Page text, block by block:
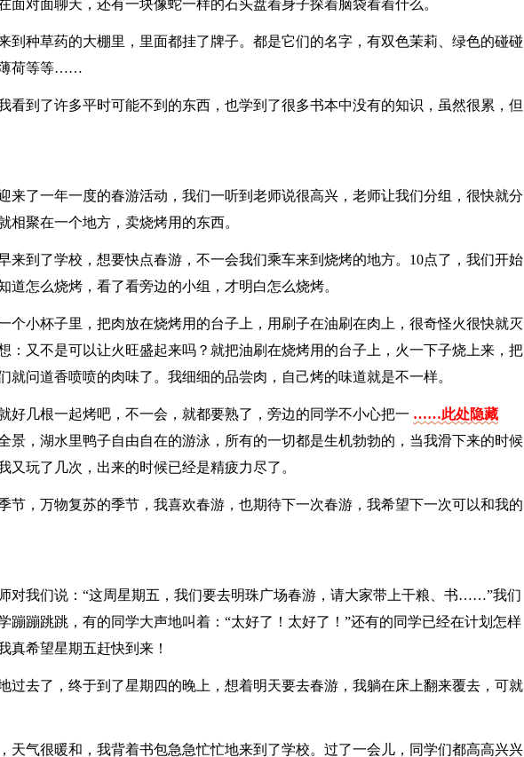
面对面聊天，还有一块像蛇一样的石头盘着身子探着脑袋看着什么。
到种草药的大棚里，里面都挂了牌子。都是它们的名字，有双色茉莉、绿色的碰碰
薄荷等等……
看到了许多平时可能不到的东西，也学到了很多书本中没有的知识，虽然很累，但
来了一年一度的春游活动，我们一听到老师说很高兴，老师让我们分组，很快就分
相聚在一个地方，卖烧烤用的东西。
来到了学校，想要快点春游，不一会我们乘车来到烧烤的地方。10点了，我们开始
道怎么烧烤，看了看旁边的小组，才明白怎么烧烤。
个小杯子里，把肉放在烧烤用的台子上，用刷子在油刷在肉上，很奇怪火很快就灭
：又不是可以让火旺盛起来吗？就把油刷在烧烤用的台子上，火一下子烧上来，把
就问道香喷喷的肉味了。我细细的品尝肉，自己烤的味道就是不一样。
好几根一起烤吧，不一会，就都要熟了，旁边的同学不小心把一 ……此处隐藏
景，湖水里鸭子自由自在的游泳，所有的一切都是生机勃勃的，当我滑下来的时候
又玩了几次，出来的时候已经是精疲力尽了。
节，万物复苏的季节，我喜欢春游，也期待下一次春游，我希望下一次可以和我的
对我们说：“这周星期五，我们要去明珠广场春游，请大家带上干粮、书……”我们
蹦蹦跳跳，有的同学大声地叫着：“太好了！太好了！”还有的同学已经在计划怎样
真希望星期五赶快到来！
过去了，终于到了星期四的晚上，想着明天要去春游，我躺在床上翻来覆去，可就
天气很暖和，我背着书包急急忙忙地来到了学校。过了一会儿，同学们都高高兴兴